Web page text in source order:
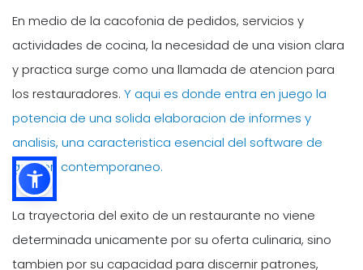
En medio de la cacofonia de pedidos, servicios y
actividades de cocina, la necesidad de una vision clara
y practica surge como una llamada de atencion para
los restauradores. Y aqui es donde entra en juego la
potencia de una solida elaboracion de informes y
analisis, una caracteristica esencial del software de
gestion contemporaneo.
La trayectoria del exito de un restaurante no viene
determinada unicamente por su oferta culinaria, sino
tambien por su capacidad para discernir patrones,